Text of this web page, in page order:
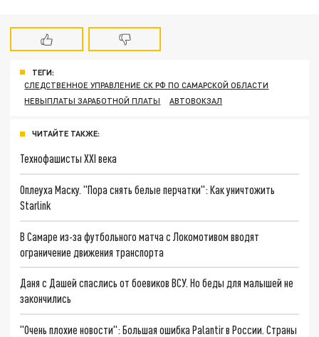
ТЕГИ:
СЛЕДСТВЕННОЕ УПРАВЛЕНИЕ СК РФ ПО САМАРСКОЙ ОБЛАСТИ
НЕВЫПЛАТЫ ЗАРАБОТНОЙ ПЛАТЫ
АВТОВОКЗАЛ
ЧИТАЙТЕ ТАКЖЕ:
Технофашисты XXI века
Оплеуха Маску. "Пора снять белые перчатки": Как уничтожить
Starlink
В Самаре из-за футбольного матча с Локомотивом вводят
ограничение движения транспорта
Даня с Дашей спаслись от боевиков ВСУ. Но беды для малышей не
закончились
"Очень плохие новости": Большая ошибка Palantir в России. Страны